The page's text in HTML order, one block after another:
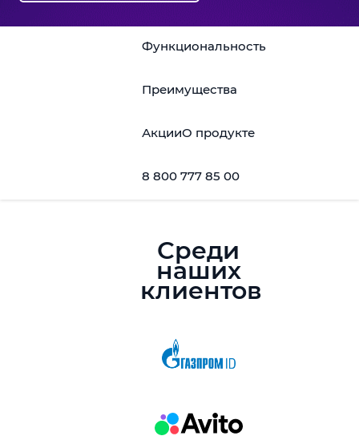
Функциональность
Преимущества
АкцииО продукте
8 800 777 85 00
Среди
наших
клиентов